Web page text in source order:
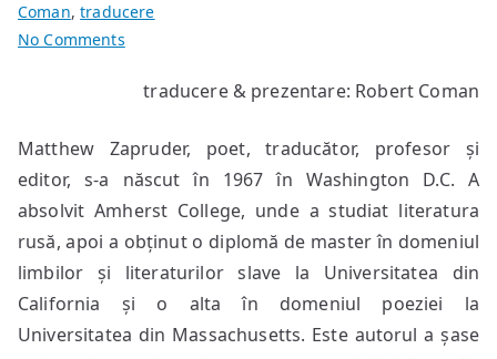
Coman,traducere
No Commentson
de
Zapruder
traducere & prezentare: Robert Coman
Matthew Zapruder, poet, traducător, profesor și
editor, s-a născut în 1967 în Washington D.C. A
absolvit Amherst College, unde a studiat literatura
rusă, apoi a obținut o diplomă de master în domeniul
limbilor și literaturilor slave la Universitatea din
California și o alta în domeniul poeziei la
Universitatea din Massachusetts. Este autorul a șase